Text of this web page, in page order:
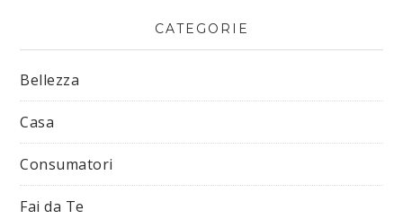
CATEGORIE
Bellezza
Casa
Consumatori
Fai da Te